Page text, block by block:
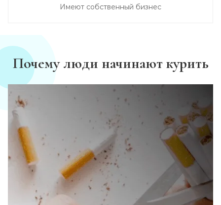
Имеют собственный бизнес
Почему люди начинают курить